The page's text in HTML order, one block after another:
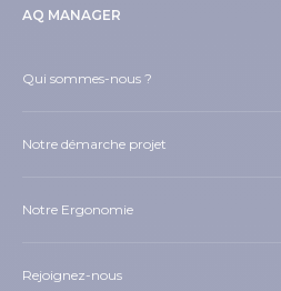
AQ MANAGER
Qui sommes-nous ?
Notre démarche projet
Notre Ergonomie
Rejoignez-nous